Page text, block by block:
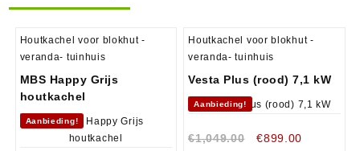
Houtkachel voor blokhut -
veranda- tuinhuis
MBS Happy Grijs
houtkachel
Aanbieding!
Houtkachel voor blokhut -
veranda- tuinhuis
Vesta Plus (rood) 7,1 kW
Aanbieding!
€1,049.00 €899.00